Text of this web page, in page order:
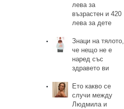
лева за
възрастен и 420
лева за дете
Знаци на тялото,
че нещо не е
наред със
здравето ви
Ето какво се
случи между
Людмила и